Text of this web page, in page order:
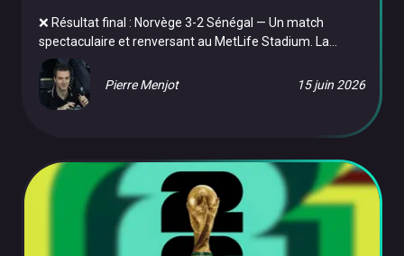
❌ Résultat final : Norvège 3-2 Sénégal — Un match
spectaculaire et renversant au MetLife Stadium. La
Norvège a ouvert le score juste avant la mi-temps, puis
assommé le Sénégal en début de seconde période avant
que les Lions ne réduisent le score deux fois — dont une
du lundi 22 au mardi 23 juin 2026, Norvège et Sénégal
Pierre Menjot 15 juin 2026